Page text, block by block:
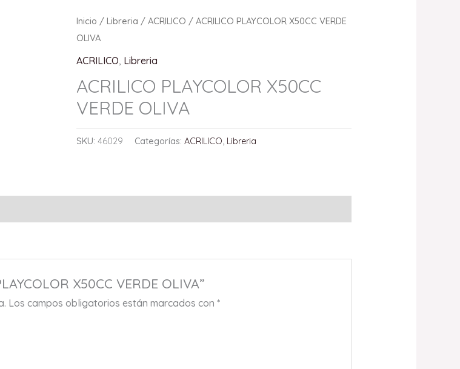
Inicio /Libreria /ACRILICO / ACRILICO PLAYCOLOR X50CC VERDE
OLIVA
ACRILICO, Libreria
ACRILICO PLAYCOLOR X50CC
VERDE OLIVA
SKU:46029 Categorías:ACRILICO, Libreria
X50CC VERDE OLIVA”
Los campos obligatorios están marcados con*